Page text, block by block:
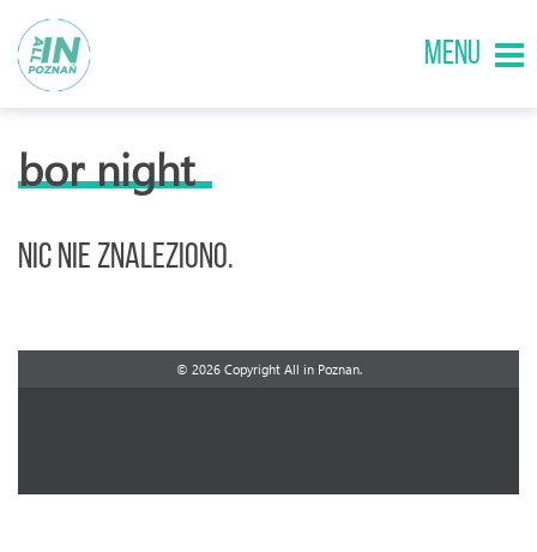
MENU
bor night
Nic nie znaleziono.
© 2026 Copyright All in Poznan.